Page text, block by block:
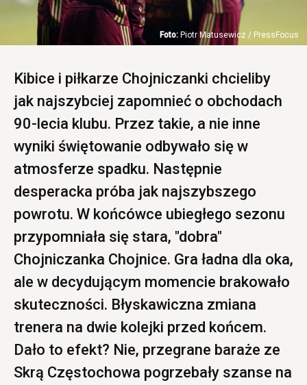
Piotr Matusewicz / PressFocus
Kibice i piłkarze Chojniczanki chcieliby
jak najszybciej zapomnieć o obchodach
90-lecia klubu. Przez takie, a nie inne
wyniki świętowanie odbywało się w
atmosferze spadku. Następnie
desperacka próba jak najszybszego
powrotu. W końcówce ubiegłego sezonu
przypomniała się stara, "dobra"
Chojniczanka Chojnice. Gra ładna dla oka,
ale w decydującym momencie brakowało
skuteczności. Błyskawiczna zmiana
trenera na dwie kolejki przed końcem.
Dało to efekt? Nie, przegrane baraże ze
Skrą Częstochowa pogrzebały szanse na